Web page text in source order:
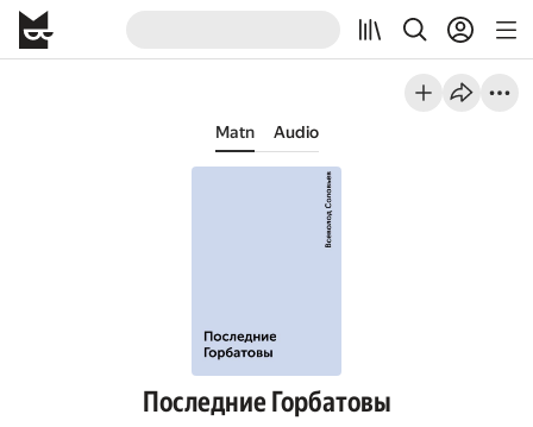
Matn Audio
Последние Горбатовы